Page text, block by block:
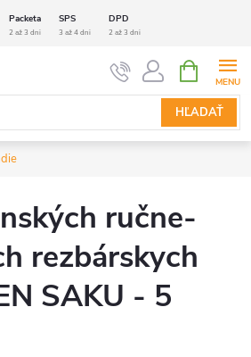
Packeta SPS DPD
2 až 3 dni 3 až 4 dni 2 až 3 dni
HĽADAŤ
KOŠÍK
ručne-
rezbárskych
SAKU - 5